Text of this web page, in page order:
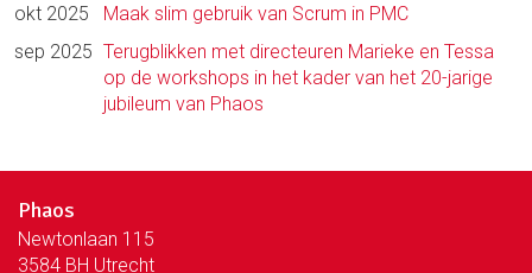
okt 2025
Maak slim gebruik van Scrum in PMC
sep 2025 Terugblikken met directeuren Marieke en Tessa
op de workshops in het kader van het 20-jarige
jubileum van Phaos
Phaos
Newtonlaan 115
3584 BH Utrecht